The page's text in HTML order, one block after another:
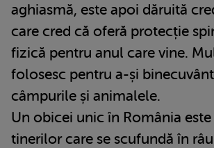
aghiasmă, este apoi dăruită
care cred că oferă protecție
fizică pentru anul care vine.
folosesc pentru a-și
câmpurile și animalele.
Un obicei unic în România
tinerilor care se scufundă în